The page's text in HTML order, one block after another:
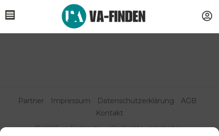
© 2025 va-finden.de – Alle Rechte vorbehalten.
Partner Impressum Datenschutzerklärung
AGB
Kontakt